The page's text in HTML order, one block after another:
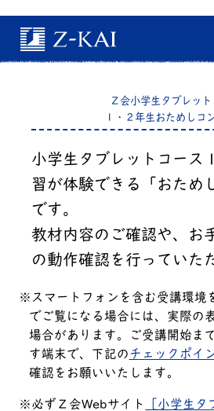
Ｚ会小学生タブレット
１・２年生おためしコ
小学生タブレットコース
習が体験できる「おため
です。
教材内容のご確認や、お
の動作確認を行っていた
スマートフォンを含む受講環境
でご覧になる場合には、実際の
場合があります。ご受講開始ま
す端末で、下記のチェックポイ
確認をお願いいたします。
必ずＺ会Webサイト
［小学生タ
タブレットをよこにしてくだ